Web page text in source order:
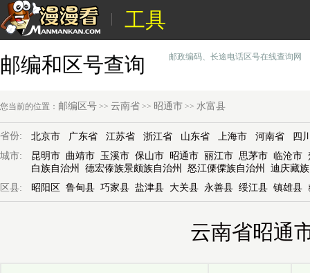
工具
邮编和区号查询
邮政编码、长途电话区号在线查询网
您当前的位置： 邮编区号 >> 云南省 >> 昭通市 >> 水富县
省份: 北京市 广东省 江苏省 浙江省 山东省 上海市 河南省
四
城市:
昆明市 曲靖市 玉溪市 保山市 昭通市 丽江市 思茅市 临沧市
白族自治州
德宏傣族景颇族自治州 怒江傈僳族自治州
迪庆藏
区县:
昭阳区 鲁甸县 巧家县 盐津县 大关县 永善县 绥江县 镇雄县
云南省昭通